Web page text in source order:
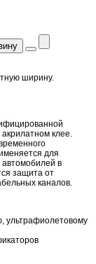
ширину.
клее.
для
автомобилей в
защита от
каналов.
ультрафиолетовому